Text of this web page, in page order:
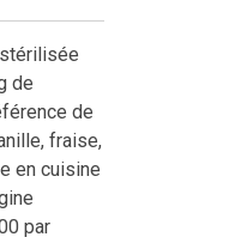
de
de
fraise,
en cuisine
par